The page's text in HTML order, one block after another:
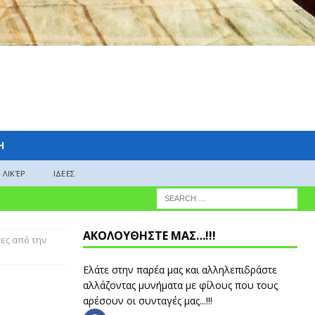
ΛΙΚΈΡ ΙΔΕΕΣ
από την
ΑΚΟΛΟΥΘΗΣΤΕ ΜΑΣ…!!!
Ελάτε στην παρέα μας και αλληλεπιδράστε
αλλάζοντας μυνήματα με φίλους που τους
αρέσουν οι συνταγές μας...!!!